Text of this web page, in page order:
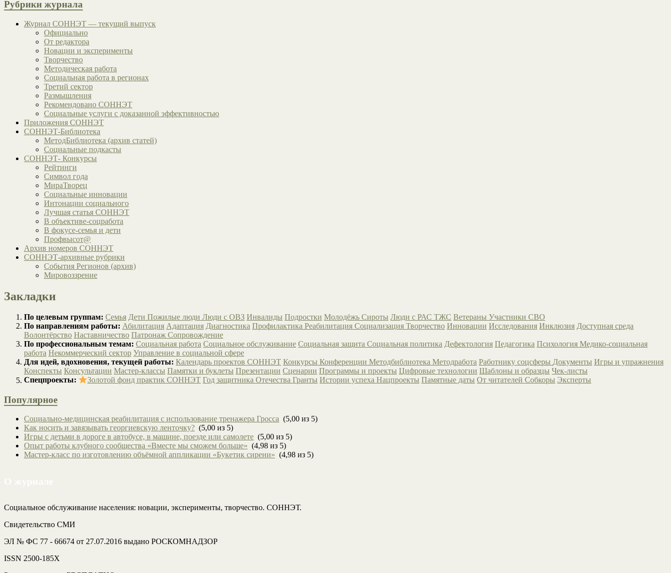
Рубрики журнала
Журнал СОННЭТ — текущий выпуск
Официально
От редактора
Новации и эксперименты
Творчество
Методическая работа
Социальная работа в регионах
Третий сектор
Размышления
Рекомендовано СОННЭТ
Социальные услуги с доказанной эффективностью
Приложения СОННЭТ
СОННЭТ-Библиотека
МетодБиблиотека (архив статей)
Социальные подкасты
СОННЭТ- Конкурсы
Рейтинги
Символ года
МираТворец
Социальные инновации
Интонации социального
Лучшая статья СОННЭТ
В объективе-соцработа
В фокусе-семья и дети
Профвысот@
Архив номеров СОННЭТ
СОННЭТ-архивные рубрики
События Регионов (архив)
Мировоззрение
Закладки
По целевым группам: Семья Дети Пожилые люди Люди с ОВЗ Инвалиды Подростки Молодёжь Сироты Люди с РАС ТЖС Ветераны Участники СВО
По направлениям работы: Абилитация Адаптация Диагностика Профилактика Реабилитация Социализация Творчество Инновации Исследования Инклюзия Доступная среда
Волонтёрство Наставничество Патронаж Сопровождение
По профессиональным темам: Социальная работа Социальное обслуживание Социальная защита Социальная политика Дефектология Педагогика Психология Медико-социальная
работа Некоммерческий сектор Управление в социальной сфере
Для идей, вдохновения, текущей работы: Календарь проектов СОННЭТ Конкурсы Конференции Методбиблиотека Методработа Работнику соцсферы Документы Игры и упражнения
Конспекты Консультации Мастер-классы Памятки и буклеты Презентации Сценарии Программы и проекты Цифровые технологии Шаблоны и образцы Чек-листы
Спецпроекты:
Золотой фонд практик СОННЭТ Год защитника ОтечестваГранты Истории успехаНацпроекты Памятные даты От читателейСобкоры Эксперты
Популярное
Социально-медицинская реабилитация с использование тренажера Гросса (5,00 из 5)
Как носить и завязывать георгиевскую ленточку? (5,00 из 5)
Игры с детьми в дороге в автобусе, в машине, поезде или самолете (5,00 из 5)
Опыт работы клубного сообщества «Вместе мы сможем больше» (4,98 из 5)
Мастер-класс по изготовлению объёмной аппликации «Букетик сирени» (4,98 из 5)
Социальное обслуживание населения: новации, эксперименты, творчество. СОННЭТ.
Свидетельство СМИ
ЭЛ № ФС 77 - 66674 от 27.07.2016 выдано РОСКОМНАДЗОР
ISSN 2500-185Х